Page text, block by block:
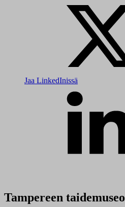
Jaa LinkedInissä
Tampereen taidemuseo